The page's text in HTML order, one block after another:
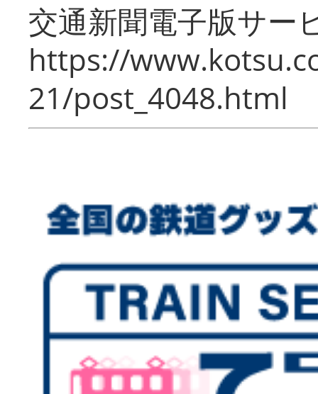
交通新聞電子版サー
https://
21/post_4048.html